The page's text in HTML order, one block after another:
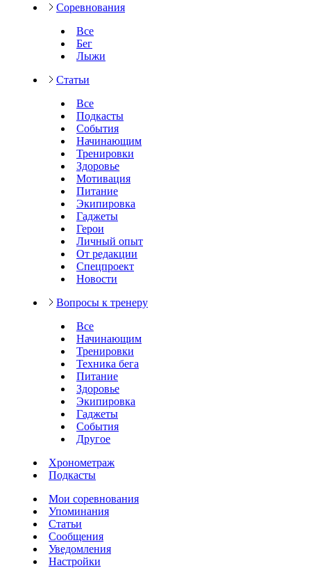
Соревнования
Все
Бег
Лыжи
Статьи
Все
Подкасты
События
Начинающим
Тренировки
Здоровье
Мотивация
Питание
Экипировка
Гаджеты
Герои
Личный опыт
От редакции
Спецпроект
Новости
Вопросы к тренеру
Все
Начинающим
Тренировки
Техника бега
Питание
Здоровье
Экипировка
Гаджеты
События
Другое
Хронометраж
Подкасты
Мои соревнования
Упоминания
Статьи
Сообщения
Уведомления
Настройки